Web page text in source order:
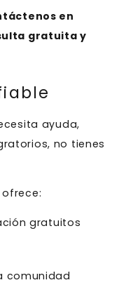
en
gratuita y
ayuda,
no tienes
gratuitos
comunidad